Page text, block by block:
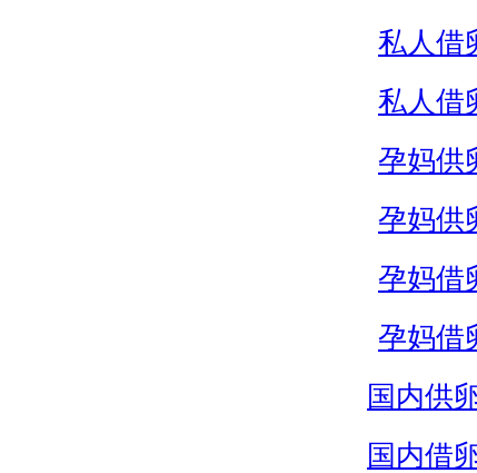
私人借
私人借
孕妈供
孕妈供
孕妈借
孕妈借
国内供
国内借